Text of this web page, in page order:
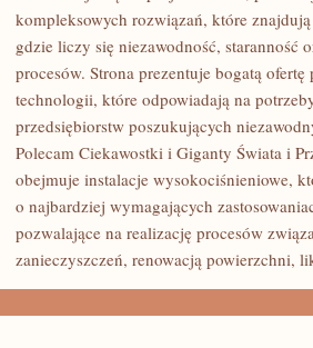
PRZEMYSŁ
kompleksowych rozwiązań, które
gdzie liczy się niezawodność, staranność
procesów. Strona prezentuje bogatą ofertę
technologii, które odpowiadają na
przedsiębiorstw poszukujących
Polecam Ciekawostki i Giganty Świata i
obejmuje instalacje wysokociśnieniowe,
o najbardziej wymagających
pozwalające na realizację procesów
zanieczyszczeń, renowacją powierzchni,